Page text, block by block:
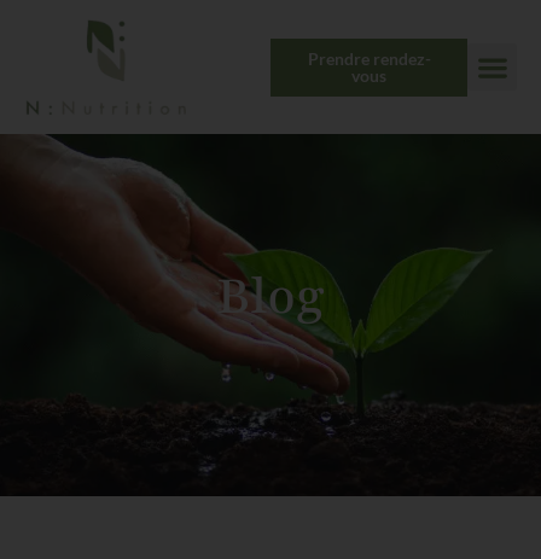
Prendre rendez-
vous
Blog